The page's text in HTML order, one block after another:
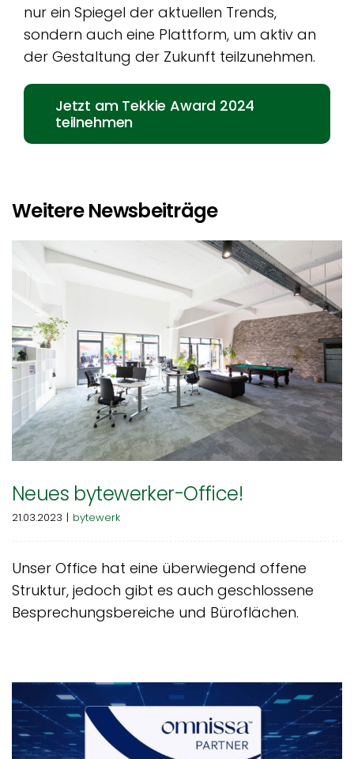
nur ein Spiegel der aktuellen Trends,
sondern auch eine Plattform, um aktiv an
der Gestaltung der Zukunft teilzunehmen.
Jetzt am Tekkie Award 2024
teilnehmen
Weitere Newsbeiträge
Neues bytewerker-Office!
21.03.2023 | bytewerk
Unser Office hat eine überwiegend offene
Struktur, jedoch gibt es auch geschlossene
Besprechungsbereiche und Büroflächen.